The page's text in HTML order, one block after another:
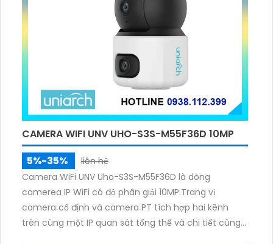
CAMERA WIFI UNV UHO-S3S-M55F36D 10MP
5%-35%
liên hệ
Camera WiFi UNV Uho-S3S-M55F36D là dòng
camerea IP WiFi có độ phân giải 10MP.Trang vị
camera cố định và camera PT tích hợp hai kênh
trên cùng một IP quan sát tổng thể và chi tiết cùng